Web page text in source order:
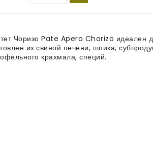
Чоризо Pate Apero Chorizo идеален
из свиной печени, шпика,
крахмала, специй.